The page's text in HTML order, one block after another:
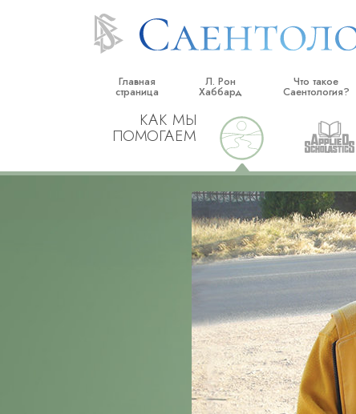
Главная
страница
Л. Рон
Хаббард
Что такое
Саентология?
Верования и
кодексы
Что саентологи
Саентологии
Познакомьтесь
Внутри церкви
Основные
Введение в
Любовь и
Что такое
КАК МЫ
ПОМОГАЕМ